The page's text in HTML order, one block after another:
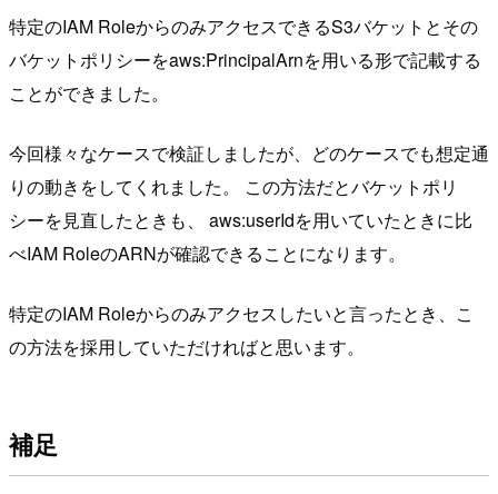
特定のIAM RoleからのみアクセスできるS3バケットとその
バケットポリシーをaws:PrincipalArnを用いる形で記載する
ことができました。
今回様々なケースで検証しましたが、どのケースでも想定通
りの動きをしてくれました。 この方法だとバケットポリ
シーを見直したときも、 aws:userIdを用いていたときに比
べIAM RoleのARNが確認できることになります。
特定のIAM Roleからのみアクセスしたいと言ったとき、こ
の方法を採用していただければと思います。
補足